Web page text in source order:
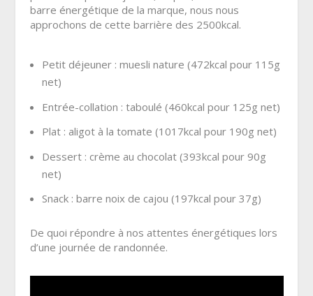
barre énergétique de la marque, nous nous
approchons de cette barrière des 2500kcal.
Petit déjeuner : muesli nature (472kcal pour 115g
net)
Entrée-collation : taboulé (460kcal pour 125g net)
Plat : aligot à la tomate (1017kcal pour 190g net)
Dessert : crème au chocolat (393kcal pour 90g
net)
Snack : barre noix de cajou (197kcal pour 37g)
De quoi répondre à nos attentes énergétiques lors
d’une journée de randonnée.